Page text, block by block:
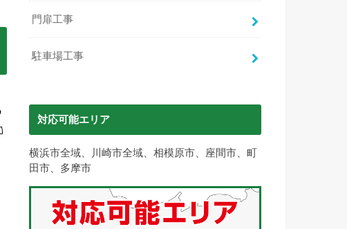
門扉工事
駐車場工事
対応可能エリア
横浜市全域、川崎市全域、相模原市、座間市、町
田市、多摩市